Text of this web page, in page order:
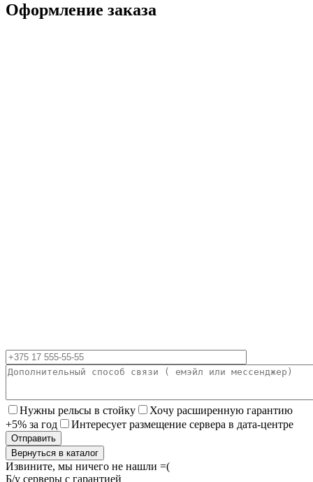
Оформление заказа
Нужны рельсы в стойку
Хочу расширенную гарантию
+5% за год
Интересует размещение сервера в дата-центре
Вернуться в каталог
Извините, мы ничего не нашли =(
Б/у серверы с гарантией